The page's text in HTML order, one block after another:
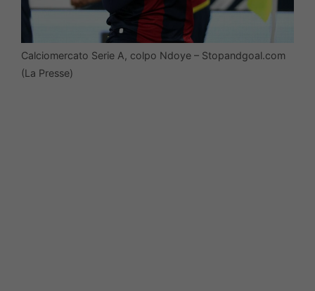
Calciomercato Serie A, colpo Ndoye – Stopandgoal.com
(La Presse)